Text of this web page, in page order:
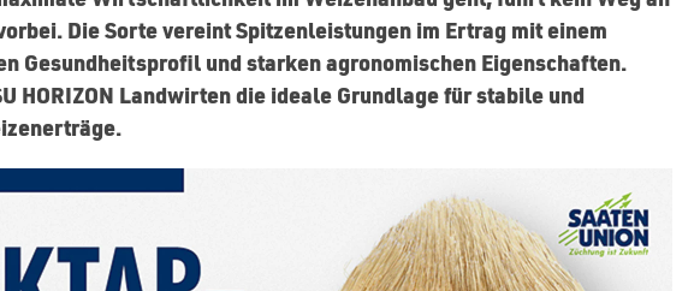
Die Sorte vereint Spitzenleistungen im Ertrag mit einem
Gesundheitsprofil und starken agronomischen Eigenschaften.
HORIZON Landwirten die ideale Grundlage für stabile und